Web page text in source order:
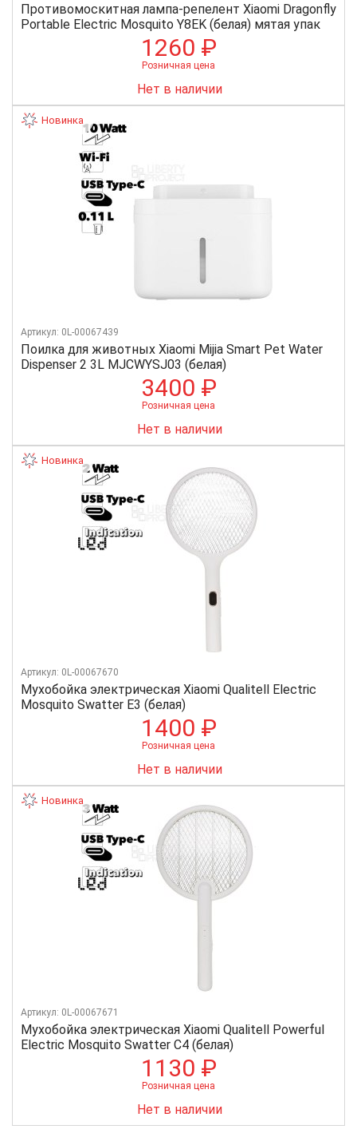
Противомоскитная лампа-репелент Xiaomi Dragonfly
Portable Electric Mosquito Y8EK (белая) мятая упак
1260 ₽
Розничная цена
Нет в наличии
Новинка
Поилка для животных Xiaomi Mijia Smart Pet Water
Dispenser 2 3L MJCWYSJ03 (белая)
Артикул: 0L-00067439
3400 ₽
Розничная цена
Нет в наличии
Новинка
Мухобойка электрическая Xiaomi Qualitell Electric
Mosquito Swatter E3 (белая)
Артикул: 0L-00067670
1400 ₽
Розничная цена
Нет в наличии
Новинка
Мухобойка электрическая Xiaomi Qualitell Powerful
Electric Mosquito Swatter C4 (белая)
Артикул: 0L-00067671
1130 ₽
Розничная цена
Нет в наличии